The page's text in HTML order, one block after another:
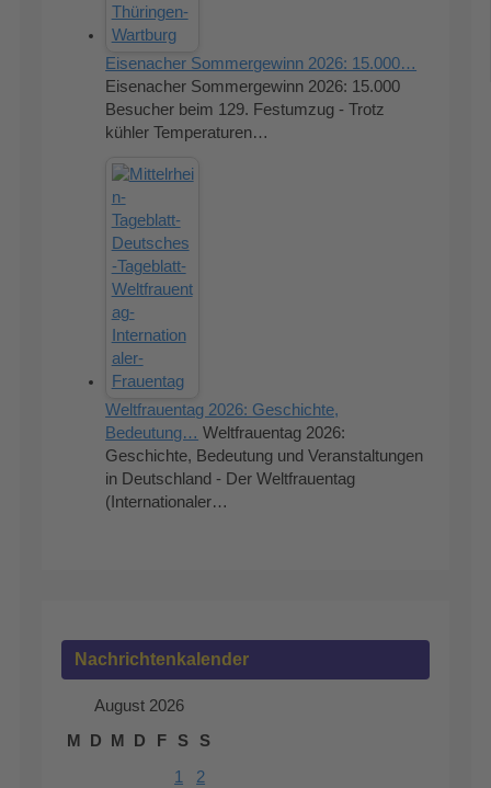
Eisenacher Sommergewinn 2026: 15.000…
Eisenacher Sommergewinn 2026: 15.000
Besucher beim 129. Festumzug - Trotz
kühler Temperaturen…
Weltfrauentag 2026: Geschichte,
Bedeutung… Weltfrauentag 2026:
Geschichte, Bedeutung und Veranstaltungen
in Deutschland - Der Weltfrauentag
(Internationaler…
Nachrichtenkalender
August 2026
M
D M D F S S
1 2